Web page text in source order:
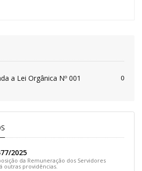
a Lei Orgânica Nº 001 0
2025
da Remuneração dos Servidores
outras providências.